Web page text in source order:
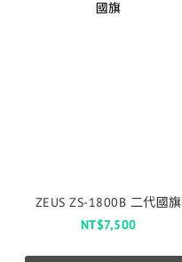
ZEUS ZS-1800B 二代國旗
NT$7,500